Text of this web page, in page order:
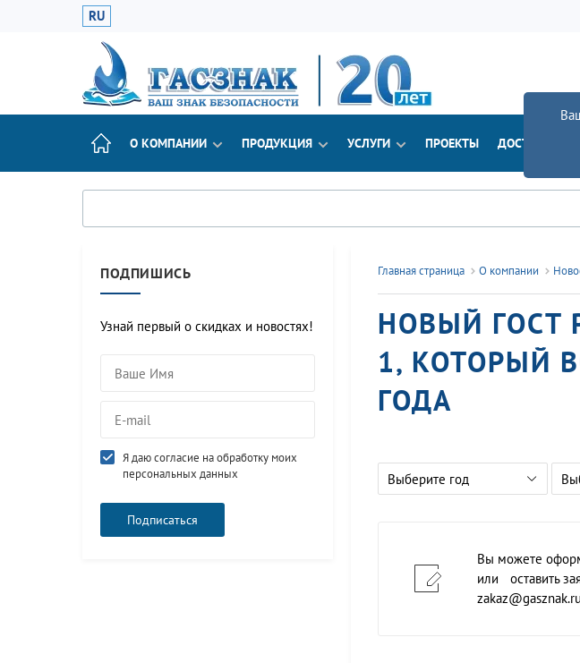
RU
О КОМПАНИИ ПРОДУКЦИЯ УСЛУГИ ПРОЕКТЫ ДОСТАВКА
ПОДПИШИСЬ
Узнай первый о скидках и новостях!
Я даю согласие на обработку моих
персональных данных
Главная страница О компании
НОВЫЙ ГОСТ
1, КОТОРЫЙ
ГОДА
Выберите год
Вы можете
или оставить
zakaz@gasznak.ru